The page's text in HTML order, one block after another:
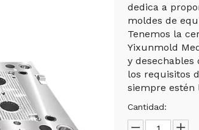
dedica a
moldes de
Tenemos la
Yixunmold
y
los requisitos
siempre estén
Cantidad: